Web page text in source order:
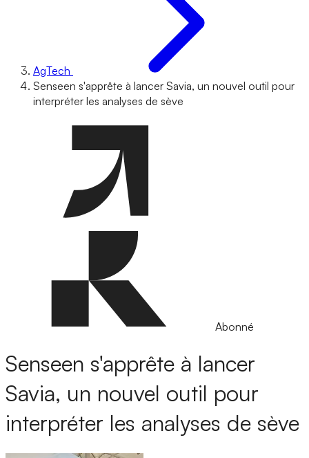
AgTech
Senseen s'apprête à lancer Savia, un nouvel outil pour
interpréter les analyses de sève
Abonné
Senseen s'apprête à lancer
Savia, un nouvel outil pour
interpréter les analyses de sève